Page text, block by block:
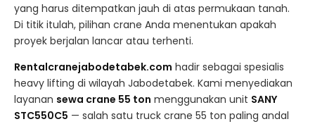
yang harus ditempatkan jauh di atas permukaan tanah.
Di titik itulah, pilihan crane Anda menentukan apakah
proyek berjalan lancar atau terhenti.
Rentalcranejabodetabek.com hadir sebagai spesialis
heavy lifting di wilayah Jabodetabek. Kami menyediakan
layanan sewa crane 55 ton menggunakan unit SANY
STC550C5 — salah satu truck crane 55 ton paling andal